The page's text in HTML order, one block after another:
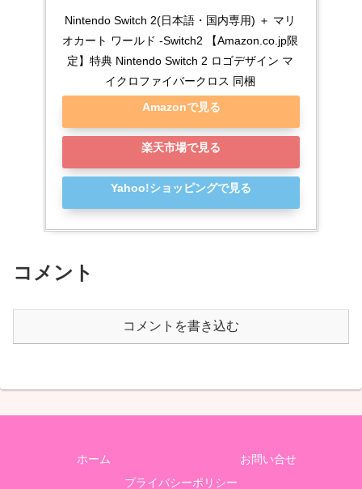
Nintendo Switch 2(日本語・国内専用) ＋ マリ
オカート ワールド -Switch2 【Amazon.co.jp限
定】特典 Nintendo Switch 2 ロゴデザイン マ
イクロファイバークロス 同梱
Amazonで見る
楽天市場で見る
Yahoo!ショッピングで見る
コメント
コメントを書き込む
ホーム
お問い合せ
プライバシーポリシー